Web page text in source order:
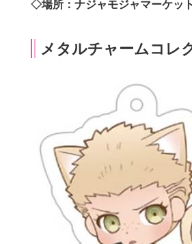
◇場所：ナジャモジャマーケット
メタルチャームコ